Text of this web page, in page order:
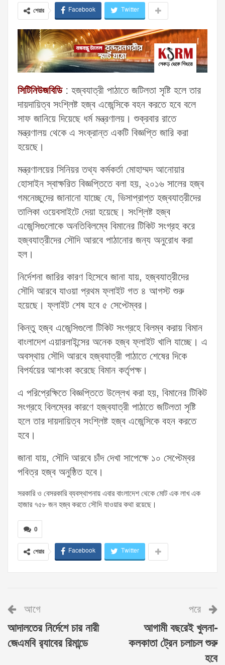
শেয়ার Facebook Twitter
সিটিনিউজবিডি: হজ্বযাত্রী পাঠাতে জটিলতা সৃষ্টি হলে তার
দায়দায়িত্ব সংশ্লিষ্ট হজ্ব এজেন্সিকে বহন করতে হবে বলে
সাফ জানিয়ে দিয়েছে ধর্ম মন্ত্রণালয়। শুক্রবার রাতে
মন্ত্রণালয় থেকে এ সংক্রান্ত একটি বিজ্ঞপ্তি জারি করা
হয়েছে।
মন্ত্রণালয়ের সিনিয়র তথ্য কর্মকর্তা মোহাম্মদ আনোয়ার
হোসাইন স্বাক্ষরিত বিজ্ঞপ্তিতে বলা হয়, ২০১৬ সালের হজ্ব
গমনেচ্ছুদের জানানো যাচ্ছে যে, ভিসাপ্রাপ্ত হজ্বযাত্রীদের
তালিকা ওয়েবসাইটে দেয়া হয়েছে। সংশ্লিষ্ট হজ্ব
এজেন্সিগুলোকে অনতিবিলম্বে বিমানের টিকিট সংগ্রহ করে
হজ্বযাত্রীদের সৌদি আরবে পাঠানোর জন্য অনুরোধ করা
হল।
নির্দেশনা জারির কারণ হিসেবে জানা যায়, হজ্বযাত্রীদের
সৌদি আরবে যাওয়া প্রথম ফ্লাইট গত ৪ আগস্ট শুরু
হয়েছে। ফ্লাইট শেষ হবে ৫ সেপ্টেম্বর।
কিন্তু হজ্ব এজেন্সিগুলো টিকিট সংগ্রহে বিলম্ব করায় বিমান
বাংলাদেশ এয়ারলাইন্সের অনেক হজ্ব ফ্লাইট খালি যাচ্ছে। এ
অবস্থায় সৌদি আরবে হজ্বযাত্রী পাঠাতে শেষের দিকে
বিপর্যয়ের আশংকা করেছে বিমান কর্তৃপক্ষ।
এ পরিপ্রেক্ষিতে বিজ্ঞপ্তিতে উল্লেখ করা হয়, বিমানের টিকিট
সংগ্রহে বিলম্বের কারণে হজ্বযাত্রী পাঠাতে জটিলতা সৃষ্টি
হলে তার দায়দায়িত্ব সংশ্লিষ্ট হজ্ব এজেন্সিকে বহন করতে
হবে।
জানা যায়, সৌদি আরবে চাঁদ দেখা সাপেক্ষে ১০ সেপ্টেম্বর
পবিত্র হজ্ব অনুষ্ঠিত হবে।
সরকারি ও বেসরকারি ব্যবস্থাপনায় এবার বাংলাদেশ থেকে মোট এক লাখ এক
হাজার ৭৫৮ জন হজ্ব করতে সৌদি যাওয়ার কথা রয়েছে।
0
শেয়ার Facebook Twitter
আগে
আদালতের নির্দেশে চার নারী
জেএমবি র‌্যাবের রিমান্ডে
পরে
আগামী বছরেই খুলনা-
কলকাতা ট্রেন চলাচল শুরু
হবে